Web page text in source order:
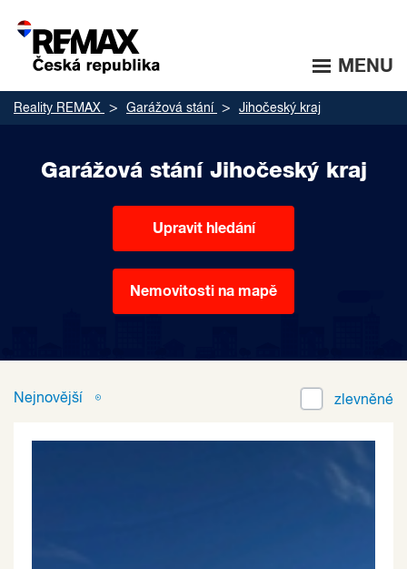
MENU
Reality REMAX Garážová stání Jihočeský kraj
Garážová stání Jihočeský kraj
Upravit hledání
Nemovitosti na mapě
Nejnovější zlevněné